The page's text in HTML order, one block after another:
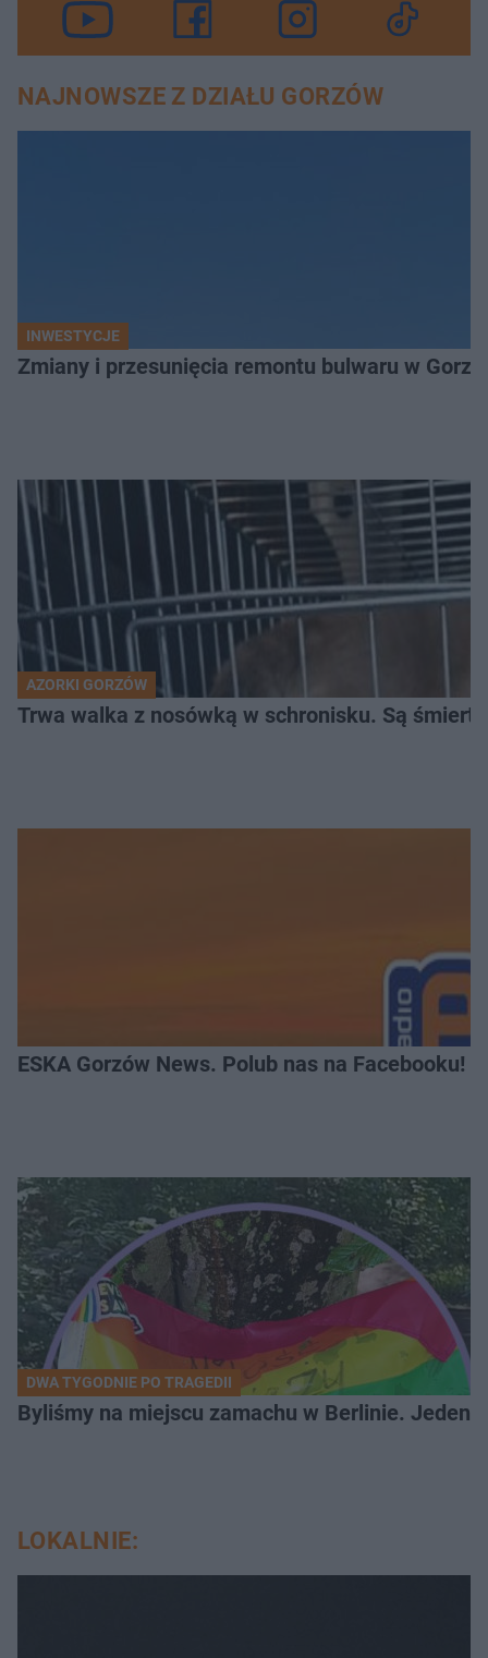
NAJNOWSZE Z DZIAŁU GORZÓW
INWESTYCJE
Zmiany i przesunięcia remontu bulwaru w
AZORKI GORZÓW
Trwa walka z nosówką w schronisku. Są
ESKA Gorzów News. Polub nas na Facebooku!
DWA TYGODNIE PO TRAGEDII
Byliśmy na miejscu zamachu w Berlinie. Jeden
LOKALNIE: